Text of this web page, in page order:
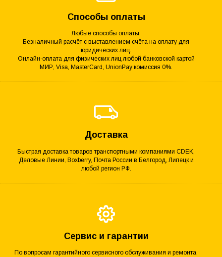
Способы оплаты
Любые способы оплаты.
Безналичный расчёт с выставлением счёта на оплату для
юридических лиц.
Онлайн-оплата для физических лиц любой банковской картой
МИР, Visa, MasterCard, UnionPay комиссия 0%.
Доставка
Быстрая доставка товаров транспортными компаниями CDEK,
Деловые Линии, Boxberry, Почта России в Белгород, Липецк и
любой регион РФ.
Сервис и гарантии
По вопросам гарантийного сервисного обслуживания и ремонта,